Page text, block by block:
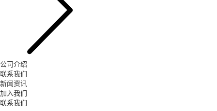
公司介绍
联系我们
新闻资讯
加入我们
联系我们